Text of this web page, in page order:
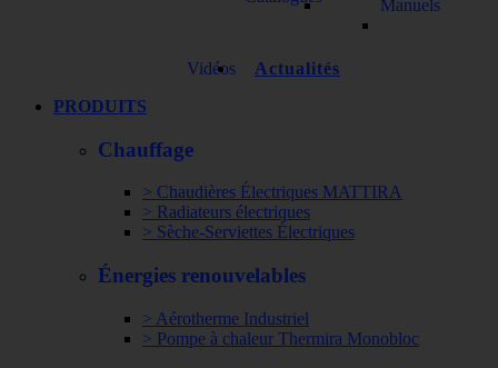
Manuels
Vidéos
Actualités
PRODUITS
Chauffage
> Chaudières Électriques MATTIRA
> Radiateurs électriques
> Sèche-Serviettes Électriques
Énergies renouvelables
> Aérotherme Industriel
> Pompe à chaleur Thermira Monobloc